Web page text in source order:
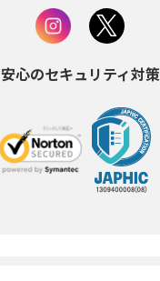
安心のセキュリティ対策